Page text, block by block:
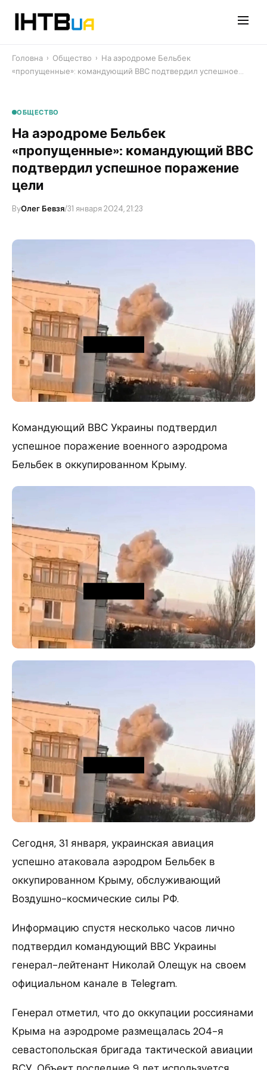
Головна › Общество › ​На аэродроме Бельбек
«пропущенные»: командующий ВВС подтвердил успешное…
ОБЩЕСТВО
​На аэродроме Бельбек
«пропущенные»: командующий ВВС
подтвердил успешное поражение
цели
ByОлег Бевзя/31 января 2024, 21:23
Командующий ВВС Украины подтвердил
успешное поражение военного аэродрома
Бельбек в оккупированном Крыму.
Сегодня, 31 января, украинская авиация
успешно атаковала аэродром Бельбек в
оккупированном Крыму, обслуживающий
Воздушно-космические силы РФ.
Информацию спустя несколько часов лично
подтвердил командующий ВВС Украины
генерал-лейтенант Николай Олещук на своем
официальном канале в Telegram.
Генерал отметил, что до оккупации россиянами
Крыма на аэродроме размещалась 204-я
севастопольская бригада тактической авиации